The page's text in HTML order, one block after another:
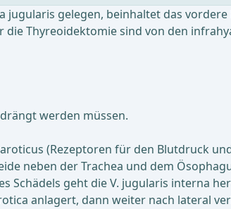
gelegen, beinhaltet das
Thyreoidektomie sind von den
werden müssen.
(Rezeptoren für den Blutdruck
neben der Trachea und dem
geht die V. jugularis interna
anlagert, dann weiter nach lateral